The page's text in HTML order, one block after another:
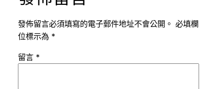
發佈留言必須填寫的電子郵件地址不會公開。 必填欄
位標示為 *
留言 *